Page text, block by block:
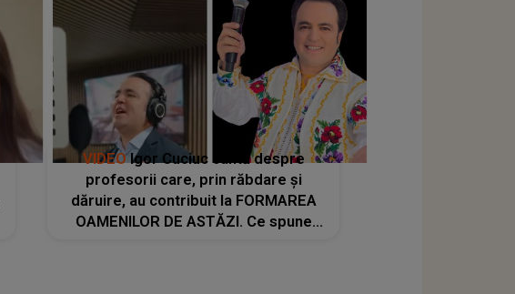
VIDEOIgor Cuciuc cântă despre
profesorii care, prin răbdare și
dăruire, au contribuit la FORMAREA
OAMENILOR DE ASTĂZI. Ce spune